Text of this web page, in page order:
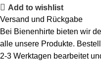
Add to wishlist
Versand und Rückgabe
Bei Bienenhirte bieten wir
alle unsere Produkte.
2-3 Werktagen bearbeitet